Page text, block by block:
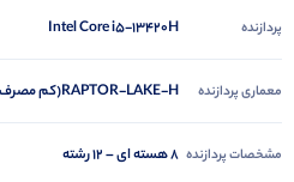
پردازنده Intel Core i5-13420H
معماری پردازنده RAPTOR-LAKE-H(کم مصرف)
مشخصات پردازنده 8 هسته ای – 12 رشته